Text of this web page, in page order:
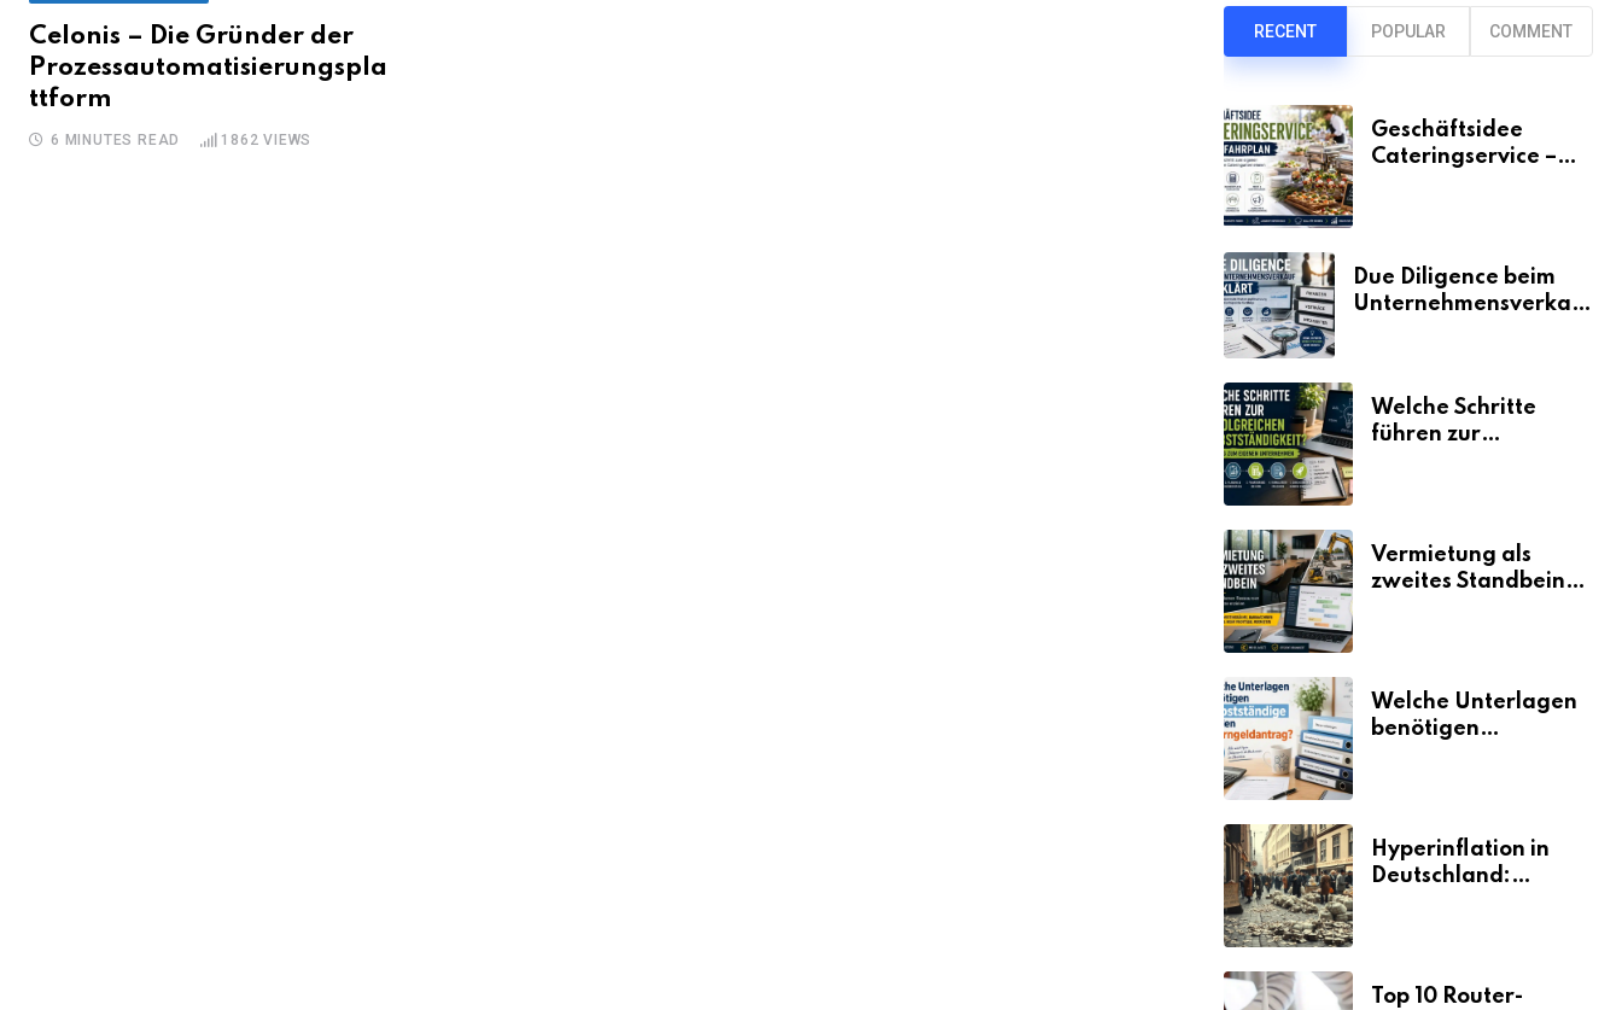
Celonis – Die Gründer der
Prozessautomatisierungspla
ttform
6 MINUTES READ 1862 VIEWS
RECENT POPULAR COMMENT
Geschäftsidee
Cateringservice –
Due Diligence beim
Unternehmensverkauf
Welche Schritte
führen zur
Vermietung als
zweites Standbein:
Umsätze machen
Welche Unterlagen
benötigen
Hyperinflation in
Deutschland:
Top 10 Router-